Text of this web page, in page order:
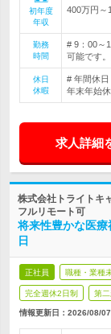
初年度
年収
400万円～
勤務
時間
# 9：00～
可能です
休日
休暇
# 年間休
年末年始
求人詳細
株式会社トライトキ
フルリモート可
将来性豊かな医
日
正社員 職種・業種
完全週休2日制 第
情報更新日：2026/08/07